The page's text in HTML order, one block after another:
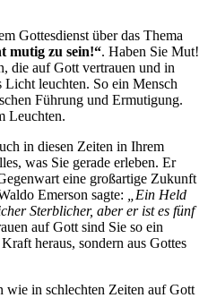
Gottesdienst über das Thema
mutig zu sein!“. Haben Sie Mut!
die auf Gott vertrauen und in
leuchten. So ein Mensch
Führung und Ermutigung.
Leuchten.
in diesen Zeiten in Ihrem
was Sie gerade erleben. Er
eine großartige Zukunft
Emerson sagte: „Ein Held
Sterblicher, aber er ist es fünf
auf Gott sind Sie so ein
heraus, sondern aus Gottes
wie in schlechten Zeiten auf Gott